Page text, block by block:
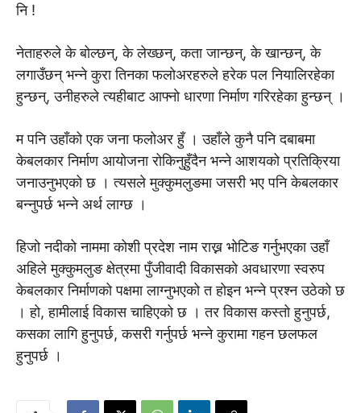
नि !
नेताहरुले के बोल्छन्, के लेख्छन्, कता जान्छन्, के खान्छन्, के
लगाउँछन् भन्ने कुरा तिनका फलोअरहरुले हरेक पल नियालिरहेका
हुन्छन्, उनीहरुले त्यहीबाट आफ्नाे धारणा निर्माण गरिरहेका हुन्छन् ।
म पनि उहाँको एक जना फलोअर हुँ । उहाँले कुनै पनि दबाबमा
केबलकार निर्माण आयोजना रोकिनुहुँदैन भन्ने आशयको प्रतिक्रिया
जनाउनुभएको छ । त्यसले मुक्कुमलुङमा जसरी भए पनि केबलकार
बन्नुपर्छ भन्ने अर्थ लाग्छ ।
हिजो नदीको नाममा कोशी प्रदेश नाम राख्न भोटिङ गर्नुभएका उहाँ
अहिले मुक्कुमलुङ क्षेत्रमा पुँजीवादी विकासकाे अवधारणा स्वरुप
केबलकार निर्माणको पक्षमा लाग्नुभएको त होइन भन्ने प्रश्न उठेको छ
। हो, हामीलाई विकास चाहिएको छ । तर विकास कस्तो हुनुपर्छ,
कसका लागि हुनुपर्छ, कसरी गर्नुपर्छ भन्ने कुरामा गहन छलफल
हुनुपर्छ ।